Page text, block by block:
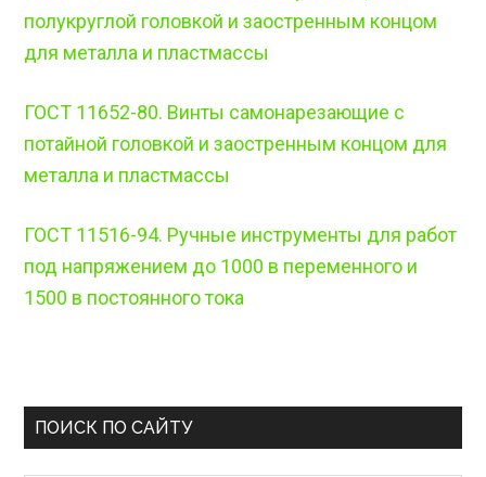
полукруглой головкой и заостренным концом
для металла и пластмассы
ГОСТ 11652-80. Винты самонарезающие с
потайной головкой и заостренным концом для
металла и пластмассы
ГОСТ 11516-94. Ручные инструменты для работ
под напряжением до 1000 в переменного и
1500 в постоянного тока
Reader
Primary
ПОИСК ПО САЙТУ